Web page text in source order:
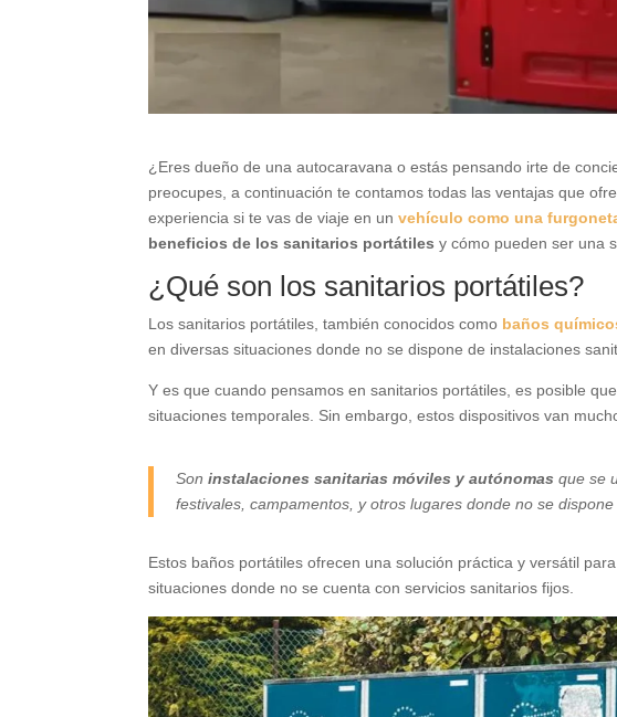
¿Eres dueño de una autocaravana o estás pensando irte de
preocupes, a continuación te contamos todas las ventajas que
experiencia si te vas de viaje en unvehículo como una
beneficios de los sanitarios portátilesy cómo pueden ser una
¿Qué son los sanitarios portátiles?
Los sanitarios portátiles, también conocidos como baños
en diversas situaciones donde no se dispone de instalaciones
Y es que cuando pensamos en sanitarios portátiles, es posible
situaciones temporales. Sin embargo, estos dispositivos van
Soninstalaciones sanitarias móviles y autónomasque se
festivales, campamentos, y otros lugares donde no se
Estos baños portátiles ofrecen una solución práctica y versátil
situaciones donde no se cuenta con servicios sanitarios fijos.